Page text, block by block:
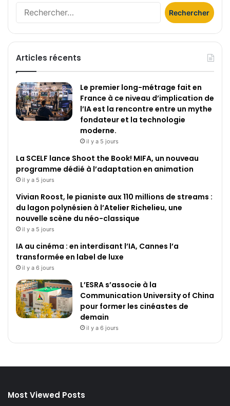
Rechercher :
Articles récents
Le premier long-métrage fait en
France à ce niveau d’implication de
l’IA est la rencontre entre un mythe
fondateur et la technologie
moderne.
il y a 5 jours
La SCELF lance Shoot the Book! MIFA, un nouveau
programme dédié à l’adaptation en animation
il y a 5 jours
Vivian Roost, le pianiste aux 110 millions de streams :
du lagon polynésien à l’Atelier Richelieu, une
nouvelle scène du néo-classique
il y a 5 jours
IA au cinéma : en interdisant l’IA, Cannes l’a
transformée en label de luxe
il y a 6 jours
L’ESRA s’associe à la
Communication University of China
pour former les cinéastes de
demain
il y a 6 jours
Most Viewed Posts